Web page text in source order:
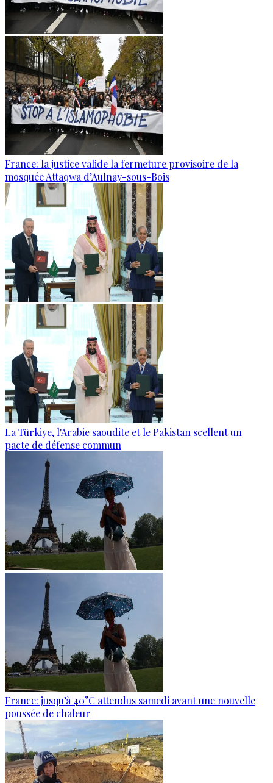
France: la justice valide la fermeture provisoire de la
mosquée Attaqwa d’Aulnay-sous-Bois
La Türkiye, l'Arabie saoudite et le Pakistan scellent un
pacte de défense commun
France: jusqu’à 40°C attendus samedi avant une nouvelle
poussée de chaleur